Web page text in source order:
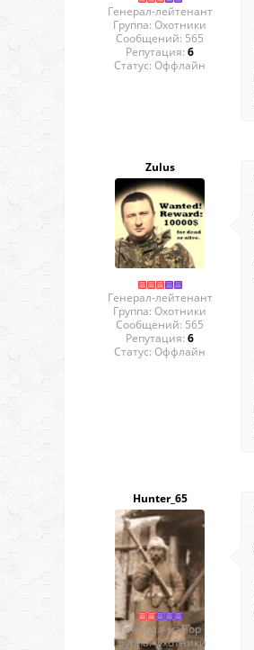
Генерал-лейтенант
Группа: Охотники
Сообщений: 565
Репутация: 6
Статус: Оффлайн
Zulus
Генерал-лейтенант
Группа: Охотники
Сообщений: 565
Репутация: 6
Статус: Оффлайн
Hunter_65
Генерал-майор
Группа: Охотники